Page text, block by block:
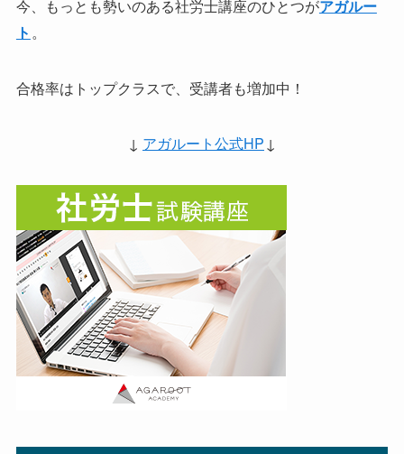
今、もっとも勢いのある社労士講座のひとつがアガルー
ト 。
合格率はトップクラスで、受講者も増加中！
↓ アガルート公式HP↓